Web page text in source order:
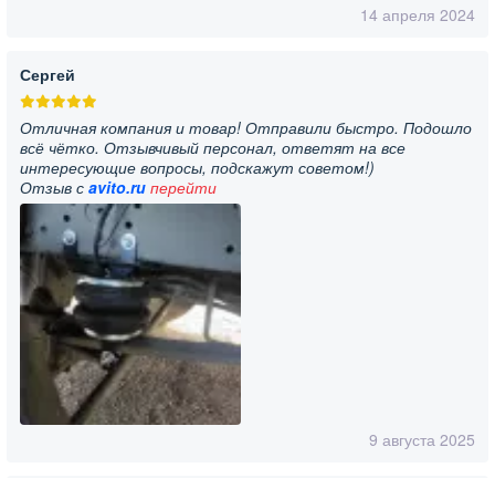
14 апреля 2024
Сергей
Отличная компания и товар! Отправили быстро. Подошло
всё чётко. Отзывчивый персонал, ответят на все
интересующие вопросы, подскажут советом!)
Отзыв с avito.ru перейти
9 августа 2025